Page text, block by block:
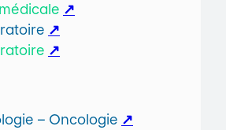
↗
↗
↗
– Oncologie ↗